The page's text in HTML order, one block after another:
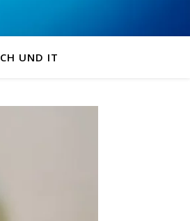
UND IT